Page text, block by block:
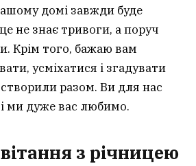
домі завжди буде
не знає тривоги, а поруч
Крім того, бажаю вам
усміхатися і згадувати
разом. Ви для нас
і ми дуже вас любимо.
з річницею